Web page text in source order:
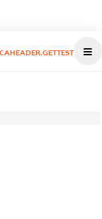
CAHEADER.GETTEST